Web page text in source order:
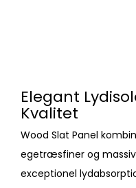
Elegant
Kvalitet
Wood Slat Panel
egetræsfiner og
exceptionel